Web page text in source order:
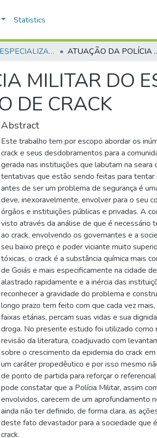
Statistics
CURSO DE ESPECIALIZAÇÃO EM GERENCIAMENTO EM SEGURANÇA PÚBLICA - CEGESP - 2012 ATUAÇÃO DA POLÍCIA
MILITAR DO
DE CRACK
Abstract
Este trabalho tem por escopo abordar os
crack e seus desdobramentos para a
gerada nas instituições que labutam na seara
tentativas que estão sendo feitas para tentar
antes de ser um problema de segurança é
deve, inexoravelmente, envolver para o seu
órgãos e instituições públicas e privadas. A
visto através da análise de que é necessário
ao crack, envolvendo os governantes e a
seu baixo preço e poder viciante muito
tóxicas, o crack é a substância química mais
de Goiás e mais especificamente na cidade
alastrado rapidamente e a inércia das
reconhecer a gravidade do problema e
longo prazo tem feito com que cada vez
faixas etárias, percam suas vidas e sua
droga. No presente estudo foi utilizado
revisão da literatura, coadjuvado com
sobre o crescimento da epidemia do crack
um caráter propedêutico e por isso mesmo
de ponto de partida para reforçar o
pode constatar que a Polícia Militar, assim
envolvidos, carecem de um aprofundamento
ainda não ter definido, de forma clara, as
deste fato devastador para a sociedade que
crack.